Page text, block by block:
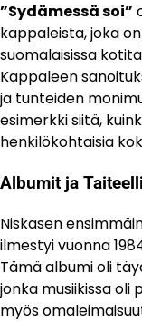
”Sydämessä soi”
kappaleista, joka
suomalaisissa
Kappaleen
ja tunteiden
esimerkki siitä,
henkilökohtaisia
Albumit ja
Niskasen
ilmestyi vuonna
Tämä albumi oli
jonka musiikissa
myös